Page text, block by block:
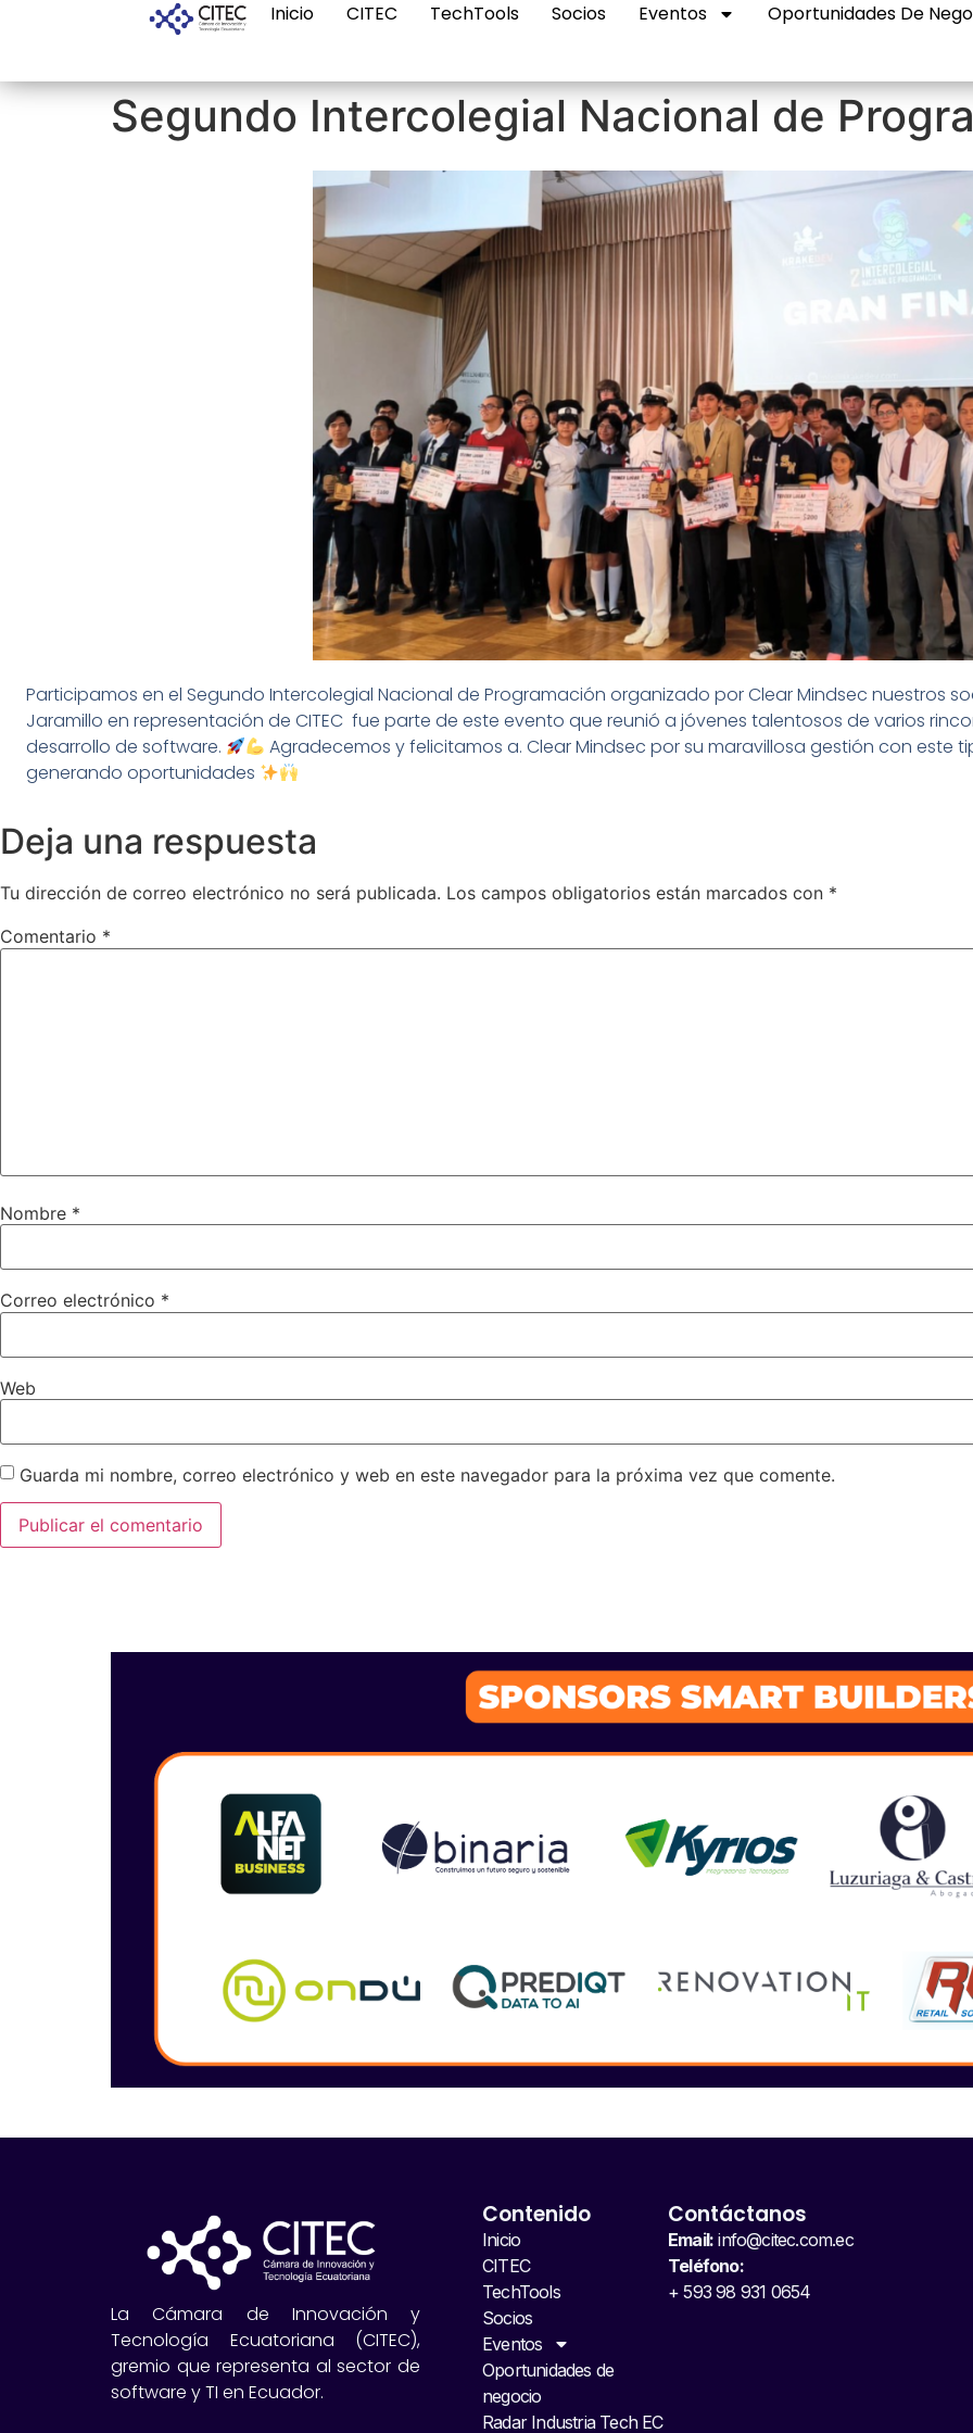
Inicio CITEC TechTools Socios Eventos Oportunidades De
Segundo Intercolegial Nacional de
Participamos en el Segundo Intercolegial Nacional de Programación organizado por Clear Mindsec nuestros
Jaramillo en representación de CITEC fue parte de este evento que reunió a jóvenes talentosos de varios
desarrollo de software.
Agradecemos y felicitamos a. Clear Mindsec por su maravillosa gestión con este
generando oportunidades
Deja una respuesta
Tu dirección de correo electrónico no será publicada. Los campos obligatorios están marcados con *
Comentario *
Nombre *
Correo electrónico *
Web
Guarda mi nombre, correo electrónico y web en este navegador para la próxima vez que comente.
La Cámara de Innovación y
Tecnología Ecuatoriana (CITEC),
gremio que representa al sector de
software y TI en Ecuador.
Contenido
Inicio
CITEC
TechTools
Socios
Eventos
Oportunidades de
negocio
Radar Industria Tech EC
Contáctanos
Email: info@citec.com.ec
Teléfono:
+ 593 98 931 0654